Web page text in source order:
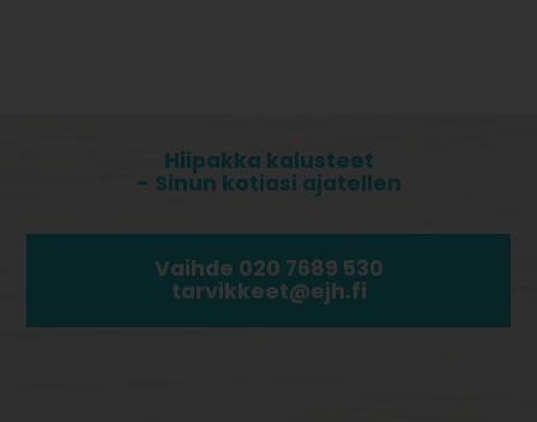
Hiipakka kalusteet
- Sinun kotiasi ajatellen
Vaihde 020 7689 530
tarvikkeet@ejh.fi